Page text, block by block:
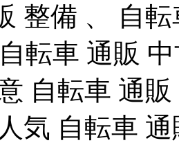
整備 、 自
転車 通販
自転車 通
気 自転車